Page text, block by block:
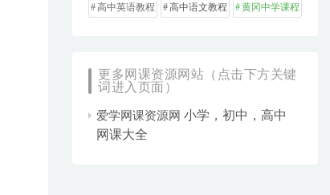
高中英语教程 高中语文教程 黄冈中学课程
更多网课资源网站（点击下方关键
词进入页面）
爱学网课资源网 小学，初中，高中
网课大全